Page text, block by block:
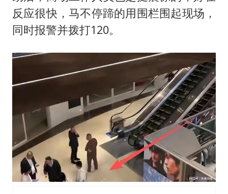
反应很快，马不停蹄的用围栏围起现场，
同时报警并拨打120。